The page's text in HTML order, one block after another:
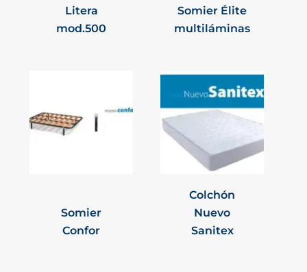
Litera
mod.500
Somier Élite
multiláminas
Somier
Confor
Colchón
Nuevo
Sanitex